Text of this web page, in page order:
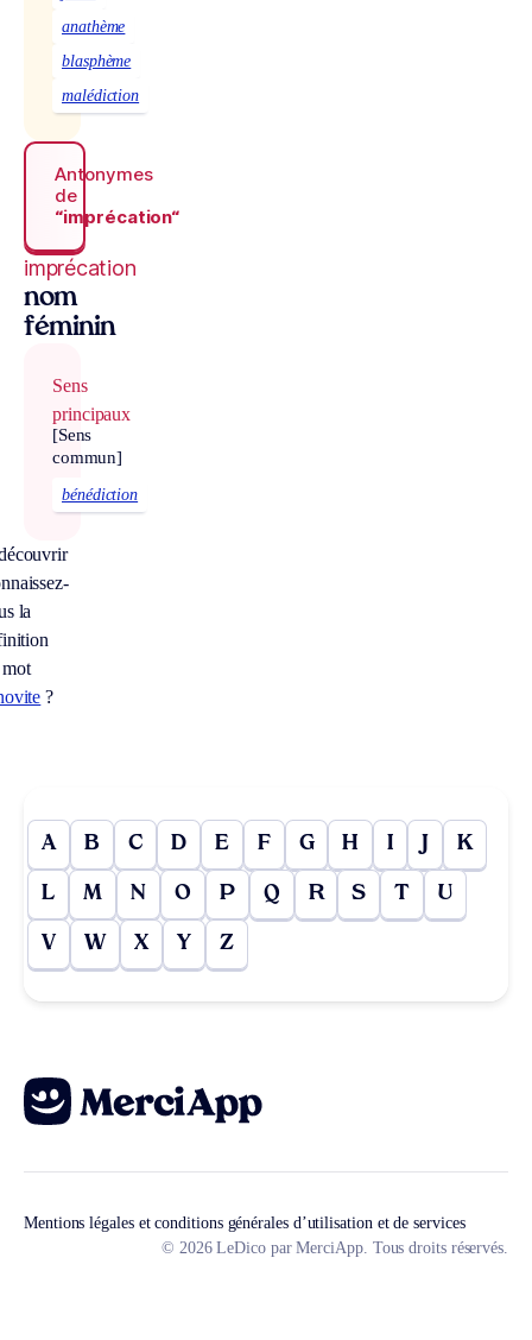
anathème
blasphème
malédiction
Antonymes
de
“imprécation“
imprécation
nom
féminin
Sens
principaux
[Sens
commun]
bénédiction
la
?
A B C D E F G H I J K
L M N O P Q R S T U
V W X Y Z
Mentions légales et conditions générales d’utilisation et de services
© 2026 LeDico par MerciApp. Tous droits réservés.